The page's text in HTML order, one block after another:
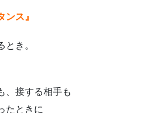
ンス』
とき。
、接する相手も
たときに